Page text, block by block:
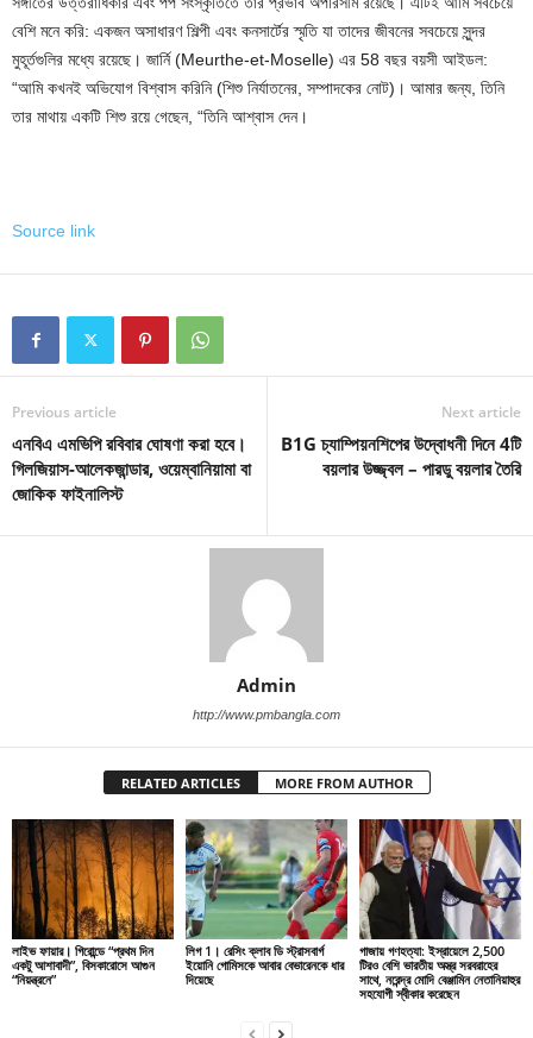
বেশি মনে করি: একজন অসাধারণ শিল্পী এবং কনসার্টের স্মৃতি যা তাদের জীবনের সবচেয়ে সুন্দর
মুহূর্তগুলির মধ্যে রয়েছে। জার্নি (Meurthe-et-Moselle) এর 58 বছর বয়সী আইডল:
“আমি কখনই অভিযোগ বিশ্বাস করিনি (শিশু নির্যাতনের, সম্পাদকের নোট)। আমার জন্য, তিনি
তার মাথায় একটি শিশু রয়ে গেছেন, “তিনি আশ্বাস দেন।
Source link
Previous article
এনবিএ এমভিপি রবিবার ঘোষণা করা হবে।
গিলজিয়াস-আলেকজান্ডার, ওয়েম্বানিয়ামা বা
জোকিক ফাইনালিস্ট
Next article
B1G চ্যাম্পিয়নশিপের উদ্বোধনী দিনে 4টি
বয়লার উজ্জ্বল – পারডু বয়লার তৈরি
Admin
http://www.pmbangla.com
RELATED ARTICLES MORE FROM AUTHOR
লাইভ ফায়ার। গিরোন্ডে “প্রথম দিন
একটু আশাবাদী”, বিসকারোসে আগুন
“নিয়ন্ত্রনে”
লিগ 1। রেসিং ক্লাব ডি স্ট্রাসবার্গ
ইয়োনি গোমিসকে আবার বেভারেনকে ধার
দিয়েছে
গাজায় গণহত্যা: ইস্রায়েলে 2,500
টিরও বেশি ভারতীয় অস্ত্র সরবরাহের
সাথে, নরেন্দ্র মোদি বেঞ্জামিন নেতানিয়াহুর
সহযোগী স্বীকার করেছেন